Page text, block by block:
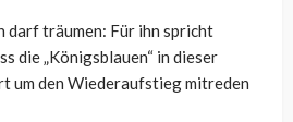
darf träumen: Für ihn spricht
die „Königsblauen“ in dieser
um den Wiederaufstieg mitreden